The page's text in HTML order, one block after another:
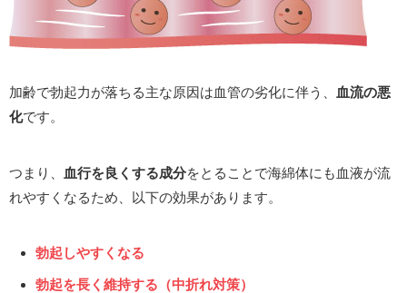
加齢で勃起力が落ちる主な原因は血管の劣化に伴う、 血流の悪
化です。
つまり、 血行を良くする成分をとることで海綿体にも血液が流
れやすくなるため、以下の効果があります。
勃起しやすくなる
勃起を長く維持する（中折れ対策）